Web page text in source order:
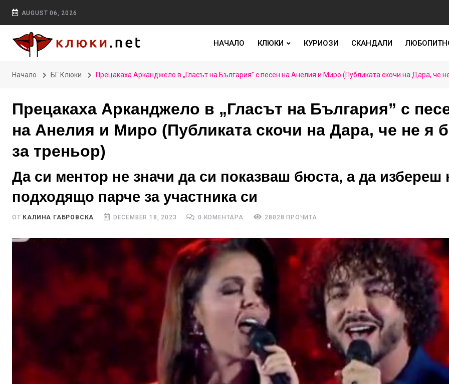
AUGUST 06, 2026
НАЧАЛО КЛЮКИ КУРИОЗИ СКАНДАЛИ
Начало БГ Клюки Прецакаха Арканджело в „Гласът на България” с песен на Анелия и Миро (Публиката скочи на Дара, че
Прецакаха Арканджело в „Гласът на България” с
на Анелия и Миро (Публиката скочи на Дара, че не я
за треньор)
Да си ментор не значи да си показваш бюста, а да избереш
подходящо парче за участника си
ОТ КАЛИНА ГАБРОВСКА DECEMBER 18, 2023 0 КОМЕНТАРА 28028 ПРОЧИТА